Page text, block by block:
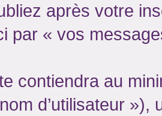
après votre
par « vos
contiendra au
d’utilisateur